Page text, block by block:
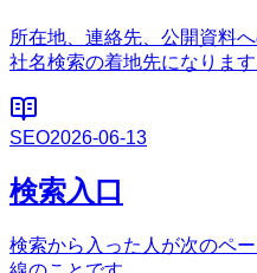
所在地、連絡先、公開資料
社名検索の着地先になります
SEO2026-06-13
検索入口
検索から入った人が次のペ